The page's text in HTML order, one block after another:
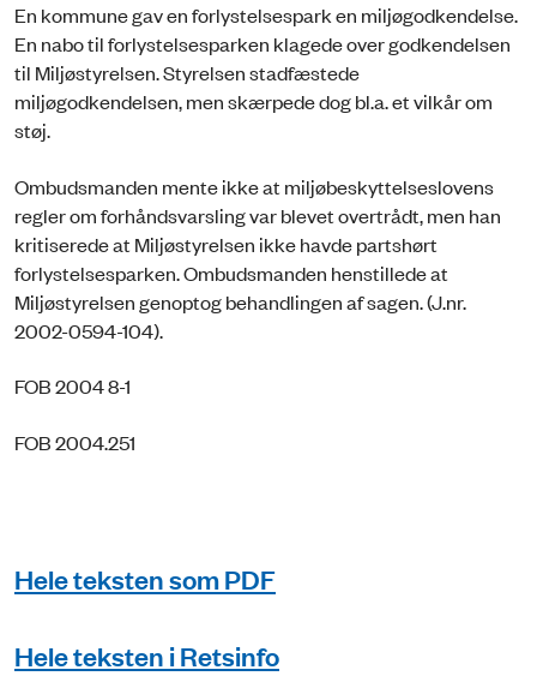
En kommune gav en forlystelsespark en miljøgodkendelse.
En nabo til forlystelsesparken klagede over godkendelsen
til Miljøstyrelsen. Styrelsen stadfæstede
miljøgodkendelsen, men skærpede dog bl.a. et vilkår om
støj.
Ombudsmanden mente ikke at miljøbeskyttelseslovens
regler om forhåndsvarsling var blevet overtrådt, men han
kritiserede at Miljøstyrelsen ikke havde partshørt
forlystelsesparken. Ombudsmanden henstillede at
Miljøstyrelsen genoptog behandlingen af sagen. (J.nr.
2002-0594-104).
FOB 2004 8-1
FOB 2004.251
Hele teksten som PDF
Hele teksten i Retsinfo